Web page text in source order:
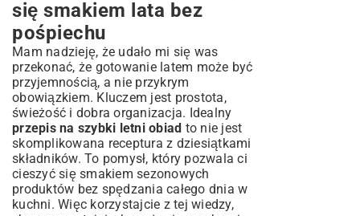
się smakiem lata bez
pośpiechu
Mam nadzieję, że udało mi się was
przekonać, że gotowanie latem może być
przyjemnością, a nie przykrym
obowiązkiem. Kluczem jest prostota,
świeżość i dobra organizacja. Idealny
przepis na szybki letni obiad to nie jest
skomplikowana receptura z dziesiątkami
składników. To pomysł, który pozwala ci
cieszyć się smakiem sezonowych
produktów bez spędzania całego dnia w
kuchni. Więc korzystajcie z tej wiedzy,